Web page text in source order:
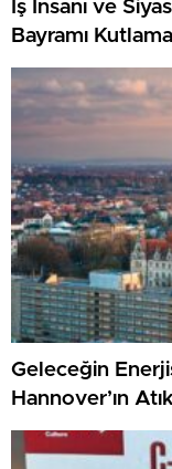
İş İnsanı ve
Bayramı
Geleceğin
Hannover’ın